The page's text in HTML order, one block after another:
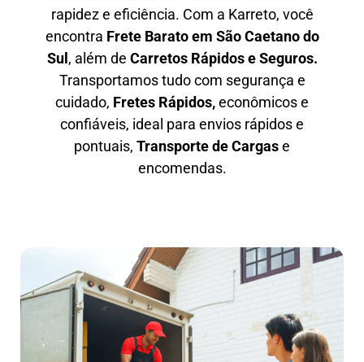
rapidez e eficiência. Com a Karreto, você
encontra Frete Barato em São Caetano do
Sul , além de Carretos Rápidos e Seguros.
Transportamos tudo com segurança e
cuidado, Fretes Rápidos,econômicos e
confiáveis, ideal para envios rápidos e
pontuais, Transporte de Cargase
encomendas.